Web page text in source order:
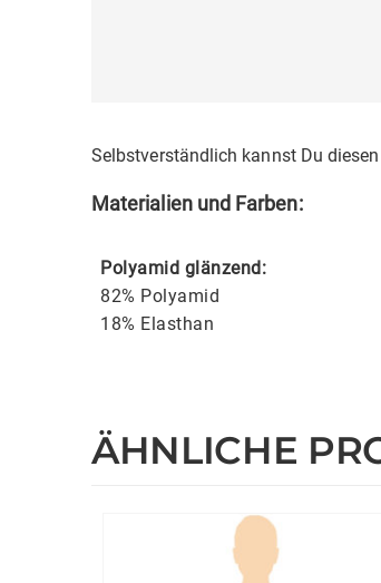
Selbstverständlich kannst Du
Materialien und Farben:
Polyamid glänzend:
82% Polyamid
18% Elasthan
ÄHNLICHE